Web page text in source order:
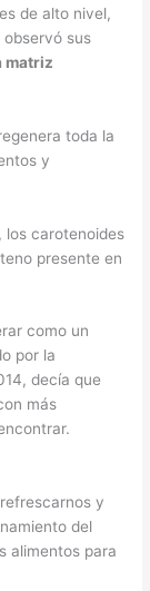
de alto nivel,
observó sus
matriz
toda la
y
los carotenoides
presente en
como un
por la
decía que
más
y
del
alimentos para